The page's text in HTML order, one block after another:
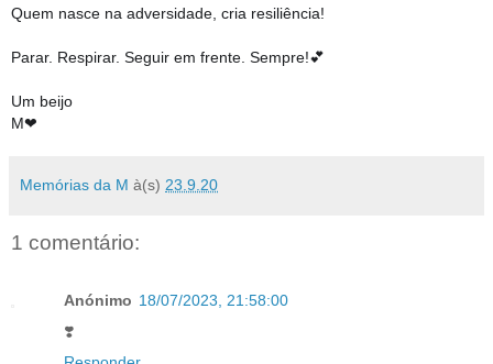
Quem nasce na adversidade, cria resiliência!
Parar. Respirar. Seguir em frente. Sempre!💕
Um beijo
M❤
Memórias da M à(s) 23.9.20
1 comentário:
Anónimo 18/07/2023, 21:58:00
❣️